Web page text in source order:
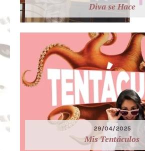
Diva se Hace
29/04/2025
Mis Tentáculos